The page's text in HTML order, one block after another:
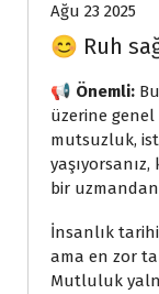
Ağu 23 2025
😊 Ruh
📢 Önemli:
üzerine
mutsuzluk,
bir uzmandan
İnsanlık
ama en zor
Mutluluk